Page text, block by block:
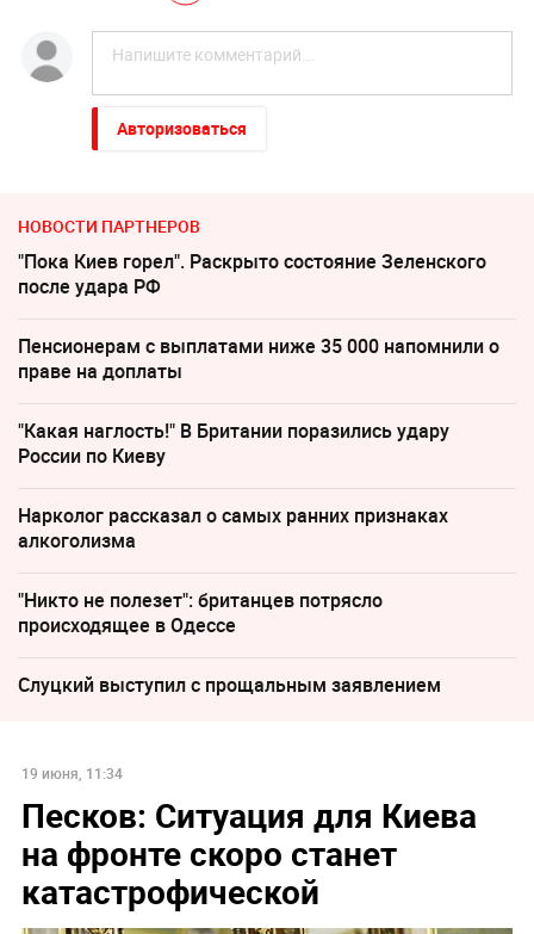
Авторизоваться
НОВОСТИ ПАРТНЕРОВ
"Пока Киев горел". Раскрыто состояние Зеленского
после удара РФ
Пенсионерам с выплатами ниже 35 000 напомнили о
праве на доплаты
"Какая наглость!" В Британии поразились удару
России по Киеву
Нарколог рассказал о самых ранних признаках
алкоголизма
"Никто не полезет": британцев потрясло
происходящее в Одессе
Слуцкий выступил с прощальным заявлением
19 июня, 11:34
Песков: Ситуация для Киева
на фронте скоро станет
катастрофической